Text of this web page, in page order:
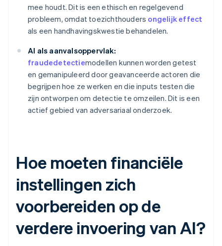
mee houdt. Dit is een ethisch en regelgevend
probleem, omdat toezichthouders ongelijk effect
als een handhavingskwestie behandelen.
AI als aanvalsoppervlak:
fraudedetectiemodellen kunnen worden getest
en gemanipuleerd door geavanceerde actoren die
begrijpen hoe ze werken en die inputs testen die
zijn ontworpen om detectie te omzeilen. Dit is een
actief gebied van adversariaal onderzoek.
Hoe moeten financiële
instellingen zich
voorbereiden op de
verdere invoering van AI?